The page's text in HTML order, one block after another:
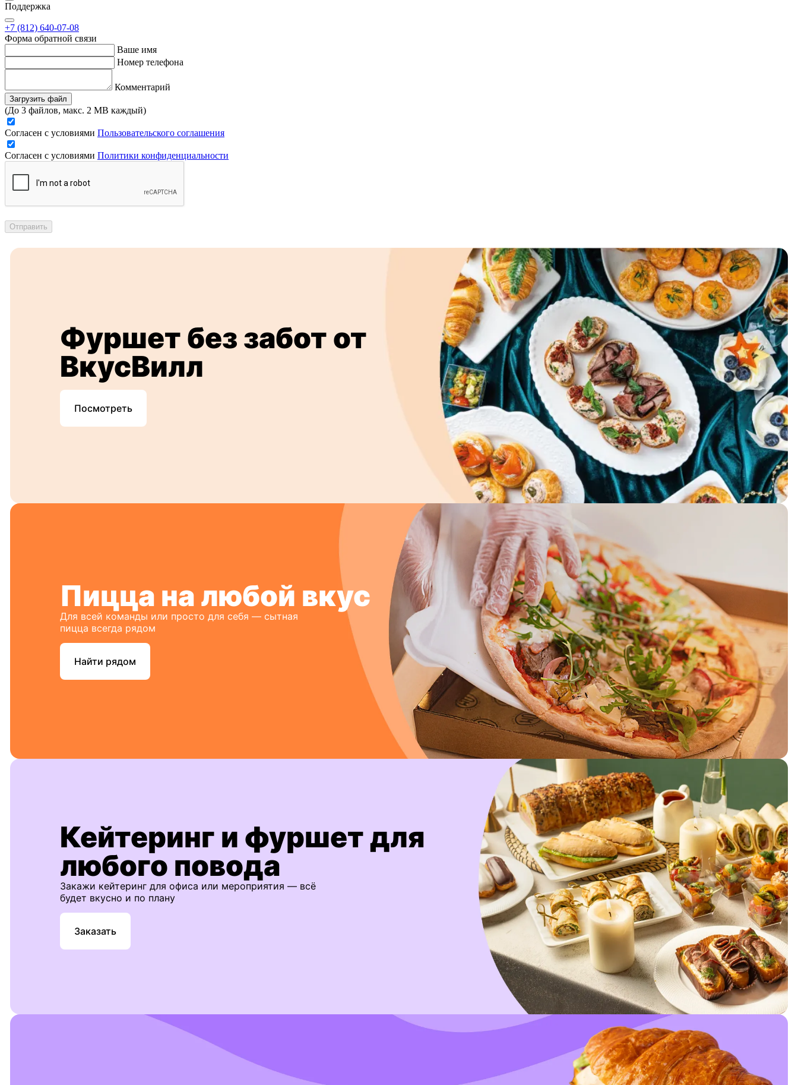
Поддержка
+7 (812) 640-07-08
Форма обратной связи
Ваше имя
Номер телефона
Комментарий
Загрузить файл
(До 3 файлов, макс. 2 MB каждый)
Согласен с условиями Пользовательского соглашения
Согласен с условиями Политики конфиденциальности
Отправить
Фуршет без забот от
ВкусВилл
Посмотреть
Пицца на любой вкус
Для всей команды или просто для себя — сытная
пицца всегда рядом
Найти рядом
Кейтеринг и фуршет для
любого повода
Закажи кейтеринг для офиса или мероприятия — всё
будет вкусно и по плану
Заказать